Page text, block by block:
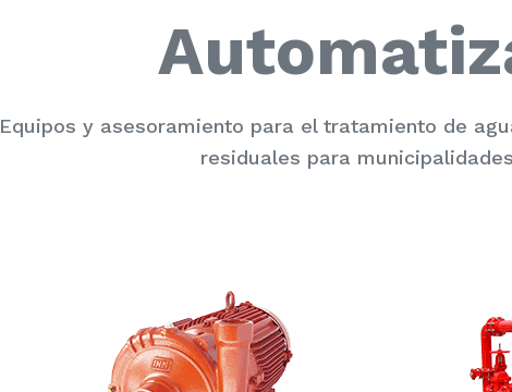
Equipos y asesoramiento para el tratamiento de
residuales para